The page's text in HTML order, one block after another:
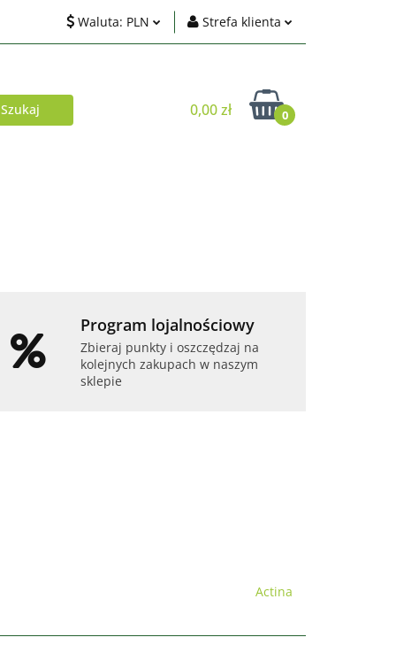
Waluta: PLN Strefa klienta
Zarejestruj się
Dodaj zgłoszenie
0,00 zł 0
Program lojalnościowy
Zbieraj punkty i oszczędzaj na
kolejnych zakupach w naszym
sklepie
Actina